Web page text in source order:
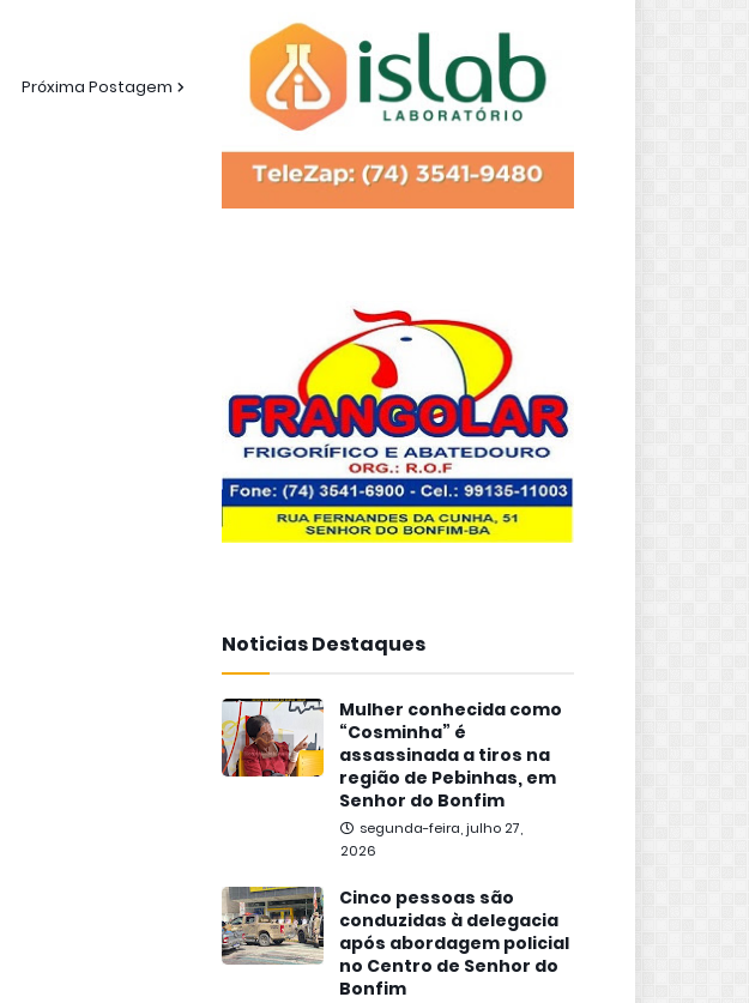
Próxima Postagem
Noticias Destaques
Mulher conhecida como
“Cosminha” é
assassinada a tiros na
região de Pebinhas, em
Senhor do Bonfim
segunda-feira, julho 27,
2026
Cinco pessoas são
conduzidas à delegacia
após abordagem policial
no Centro de Senhor do
Bonfim